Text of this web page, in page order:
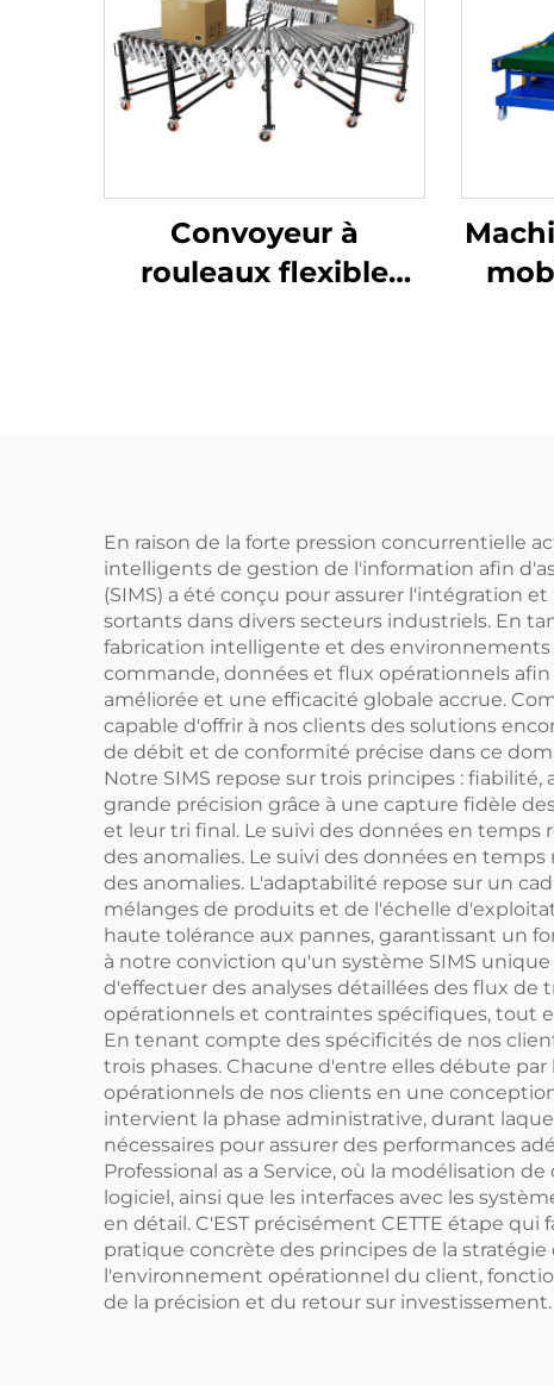
Convoyeur à
rouleaux flexible
En raison de la forte pression concurrentielle
intelligents de gestion de l'information afin
(SIMS) a été conçu pour assurer l'intégration
sortants dans divers secteurs industriels. En
fabrication intelligente et des
commande, données et flux opérationnels
améliorée et une efficacité globale accrue.
capable d'offrir à nos clients des solutions
de débit et de conformité précise dans ce
Notre SIMS repose sur trois principes :
grande précision grâce à une capture fidèle
et leur tri final. Le suivi des données en
des anomalies. Le suivi des données en
des anomalies. L'adaptabilité repose sur un
mélanges de produits et de l'échelle
haute tolérance aux pannes, garantissant un
à notre conviction qu'un système SIMS
d'effectuer des analyses détaillées des flux de
opérationnels et contraintes spécifiques, tout
En tenant compte des spécificités de nos
trois phases. Chacune d'entre elles débute
opérationnels de nos clients en une
intervient la phase administrative, durant
nécessaires pour assurer des performances
Professional as a Service, où la modélisation
logiciel, ainsi que les interfaces avec les
en détail. C'EST précisément CETTE étape
pratique concrète des principes de la
l'environnement opérationnel du client,
de la précision et du retour sur investissement.